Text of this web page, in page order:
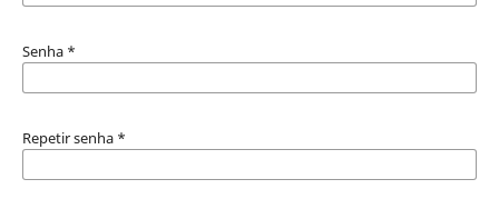
Senha *
Repetir senha *